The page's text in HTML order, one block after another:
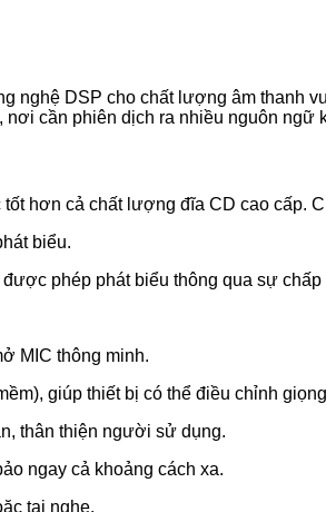
nghệ DSP cho chất lượng âm thanh
cần phiên dịch ra nhiều nguôn ngữ
hơn cả chất lượng đĩa CD cao cấp.
biểu.
phép phát biểu thông qua sự chấp
MIC thông minh.
giúp thiết bị có thể điều chỉnh
thân thiện người sử dụng.
ngay cả khoảng cách xa.
tai nghe.